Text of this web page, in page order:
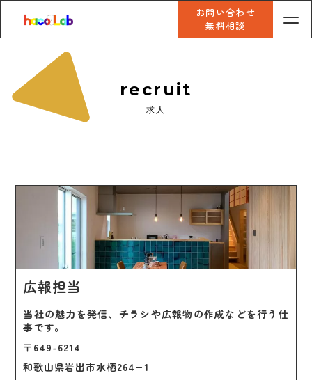
お問い合わせ
無料相談
recruit
求人
広報担当
当社の魅力を発信、チラシや広報物の作成などを行う仕
事です。
〒649-6214
和歌山県岩出市水栖264−1